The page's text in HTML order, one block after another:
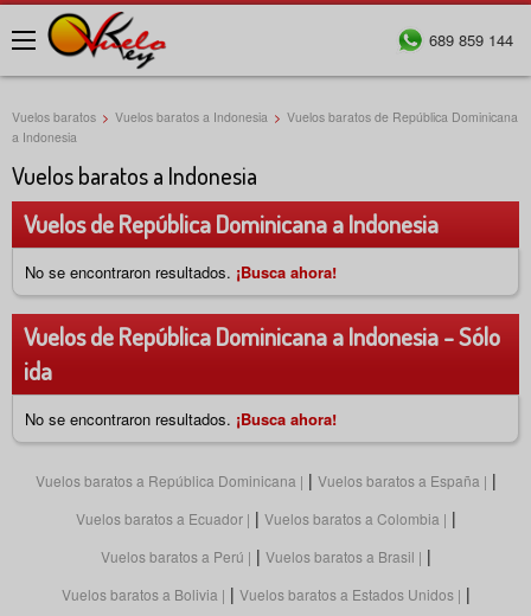
Menú 689 859 144
Vuelos baratos > Vuelos baratos a Indonesia > Vuelos baratos de República Dominicana
a Indonesia
Vuelos baratos a Indonesia
Vuelos de República Dominicana a Indonesia
No se encontraron resultados. ¡Busca ahora!
Vuelos de República Dominicana a Indonesia - Sólo
ida
No se encontraron resultados. ¡Busca ahora!
Vuelos baratos a República Dominicana | Vuelos baratos a España |
Vuelos baratos a Ecuador | Vuelos baratos a Colombia |
Vuelos baratos a Perú | Vuelos baratos a Brasil |
Vuelos baratos a Bolivia | Vuelos baratos a Estados Unidos |